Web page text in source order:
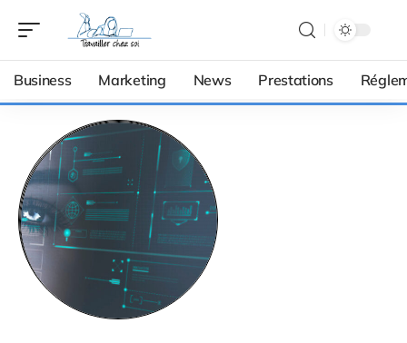
Business Marketing News Prestations